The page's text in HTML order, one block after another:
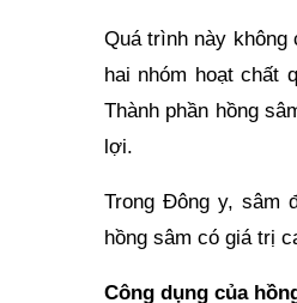
Quá trình này không
hai nhóm hoạt chất
Thành phần hồng
lợi.
Trong Đông y, sâm
hồng sâm có giá trị
Công dụng của